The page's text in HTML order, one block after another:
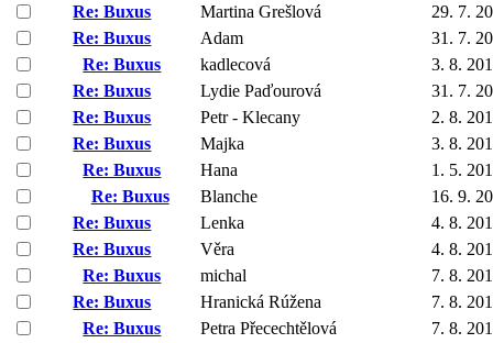
Re: Buxus
Martina Grešlová
29. 7.
Re: Buxus
Adam
31. 7.
Re: Buxus
kadlecová
3. 8.
Re: Buxus
Lydie Paďourová
31. 7.
Re: Buxus
Petr - Klecany
2. 8.
Re: Buxus
Majka
3. 8.
Re: Buxus
Hana
1. 5.
Re: Buxus
Blanche
16. 9.
Re: Buxus
Lenka
4. 8.
Re: Buxus
Věra
4. 8.
Re: Buxus
michal
7. 8.
Re: Buxus
Hranická Rúžena
7. 8.
Re: Buxus
Petra Přecechtělová 7. 8.